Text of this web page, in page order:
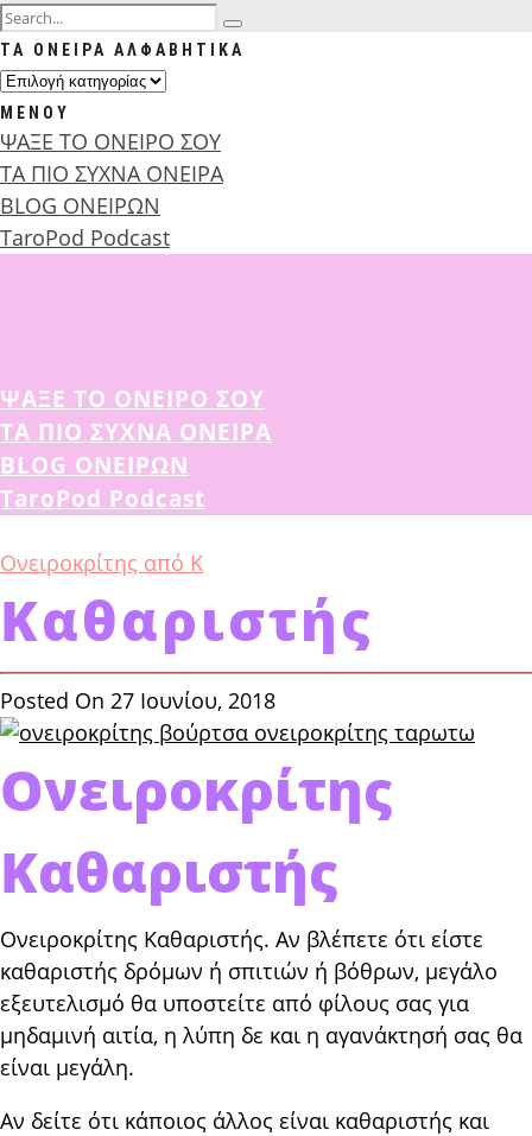
ΤΑ ΟΝΕΙΡΑ ΑΛΦΑΒΗΤΙΚΑ
ΜΕΝΟΥ
ΨΑΞΕ ΤΟ ΟΝΕΙΡΟ ΣΟΥ
ΤΑ ΠΙΟ ΣΥΧΝΑ ΟΝΕΙΡΑ
BLOG ΟΝΕΙΡΩΝ
TaroPod Podcast
ΨΑΞΕ ΤΟ ΟΝΕΙΡΟ ΣΟΥ
ΤΑ ΠΙΟ ΣΥΧΝΑ ΟΝΕΙΡΑ
BLOG ΟΝΕΙΡΩΝ
TaroPod Podcast
Ονειροκρίτης από Κ
Καθαριστής
Posted On 27 Ιουνίου, 2018
Ονειροκρίτης
Καθαριστής
Ονειροκρίτης Καθαριστής. Αν βλέπετε ότι είστε
καθαριστής δρόμων ή σπιτιών ή βόθρων, μεγάλο
εξευτελισμό θα υποστείτε από φίλους σας για
μηδαμινή αι­τία, η λύπη δε και η αγανάκτησή σας θα
είναι με­γάλη.
Αν δείτε ότι κάποιος άλλος είναι καθαρι­στής και